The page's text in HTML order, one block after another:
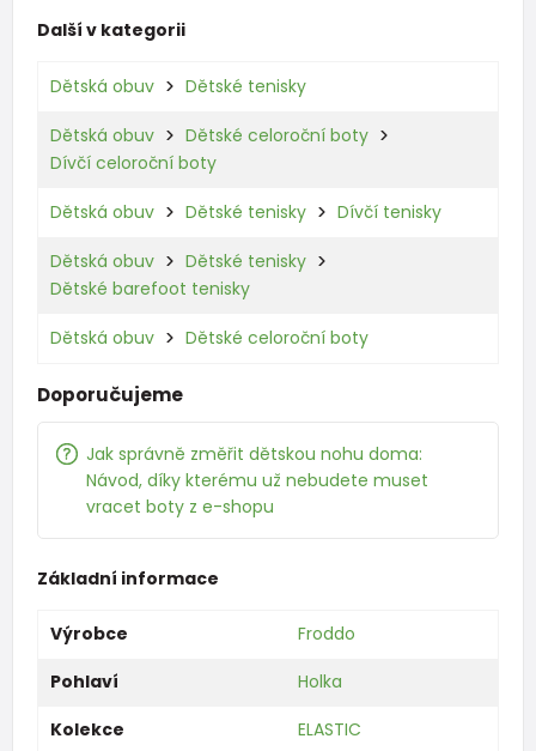
Další v kategorii
Dětská obuv Dětské tenisky
Dětská obuv
Dětské celoroční boty
Dívčí celoroční boty
Dětská obuv Dětské tenisky Dívčí tenisky
Dětská obuv
Dětské tenisky
Dětské barefoot tenisky
Dětská obuv Dětské celoroční boty
Doporučujeme
Jak správně změřit dětskou nohu doma:
Návod, díky kterému už nebudete muset
vracet boty z e-shopu
Základní informace
Výrobce
Froddo
Pohlaví
Holka
Kolekce
ELASTIC